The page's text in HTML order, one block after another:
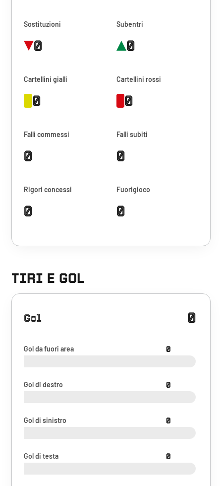
Sostituzioni
0
Subentri
0
Cartellini gialli
0
Cartellini rossi
0
Falli commessi
0
Falli subiti
0
Rigori concessi
0
Fuorigioco
0
TIRI E GOL
Gol 0
Gol da fuori area 0
Gol di destro 0
Gol di sinistro 0
Gol di testa 0